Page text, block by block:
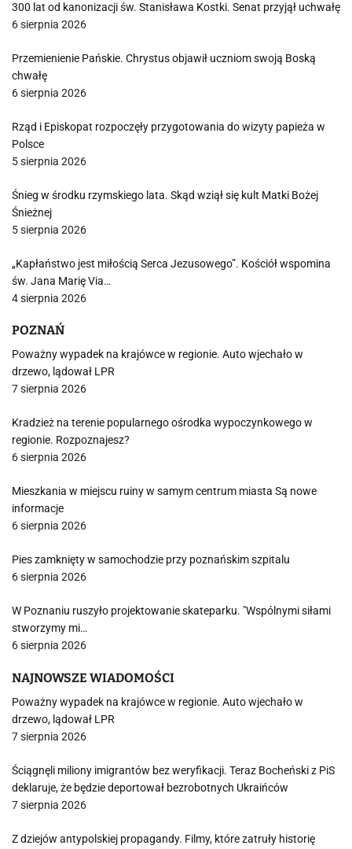
300 lat od kanonizacji św. Stanisława Kostki. Senat przyjął uchwałę
6 sierpnia 2026
Przemienienie Pańskie. Chrystus objawił uczniom swoją Boską
chwałę
6 sierpnia 2026
Rząd i Episkopat rozpoczęły przygotowania do wizyty papieża w
Polsce
5 sierpnia 2026
Śnieg w środku rzymskiego lata. Skąd wziął się kult Matki Bożej
Śnieżnej
5 sierpnia 2026
„Kapłaństwo jest miłością Serca Jezusowego”. Kościół wspomina
św. Jana Marię Via…
4 sierpnia 2026
POZNAŃ
Poważny wypadek na krajówce w regionie. Auto wjechało w
drzewo, lądował LPR
7 sierpnia 2026
Kradzież na terenie popularnego ośrodka wypoczynkowego w
regionie. Rozpoznajesz?
6 sierpnia 2026
Mieszkania w miejscu ruiny w samym centrum miasta Są nowe
informacje
6 sierpnia 2026
Pies zamknięty w samochodzie przy poznańskim szpitalu
6 sierpnia 2026
W Poznaniu ruszyło projektowanie skateparku. "Wspólnymi siłami
stworzymy mi…
6 sierpnia 2026
NAJNOWSZE WIADOMOŚCI
Poważny wypadek na krajówce w regionie. Auto wjechało w
drzewo, lądował LPR
7 sierpnia 2026
Ściągnęli miliony imigrantów bez weryfikacji. Teraz Bocheński z PiS
deklaruje, że będzie deportował bezrobotnych Ukraińców
7 sierpnia 2026
Z dziejów antypolskiej propagandy. Filmy, które zatruły historię